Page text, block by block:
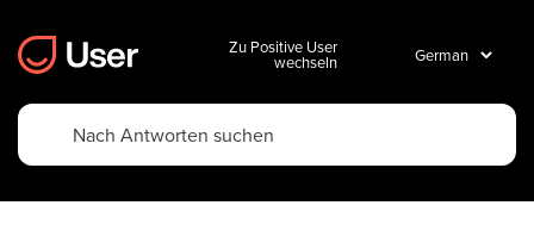
Zu Positive User
wechseln